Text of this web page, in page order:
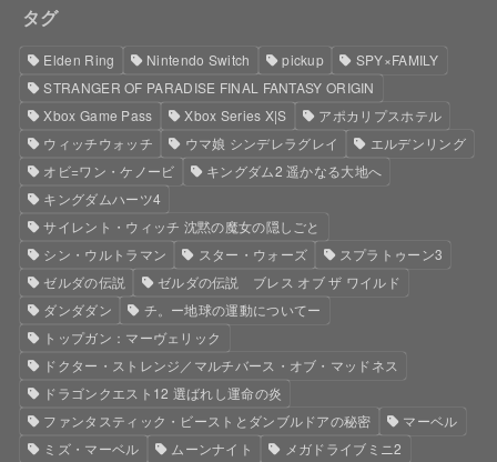
タグ
Elden Ring Nintendo Switch pickup
SPY×FAMILY
STRANGER OF PARADISE FINAL FANTASY ORIGIN
Xbox Game Pass
Xbox Series X|S
アポカリプスホテル
ウィッチウォッチ
ウマ娘 シンデレラグレイ
エルデンリング
オビ=ワン・ケノービ
キングダム2 遥かなる大地へ
キングダムハーツ4
サイレント・ウィッチ 沈黙の魔女の隠しごと
シン・ウルトラマン
スター・ウォーズ
スプラトゥーン3
ゼルダの伝説
ゼルダの伝説 ブレス オブ ザ ワイルド
ダンダダン
チ。ー地球の運動についてー
トップガン：マーヴェリック
ドクター・ストレンジ／マルチバース・オブ・マッドネス
ドラゴンクエスト12 選ばれし運命の炎
ファンタスティック・ビーストとダンブルドアの秘密
マーベル
ミズ・マーベル
ムーンナイト
メガドライブミニ2